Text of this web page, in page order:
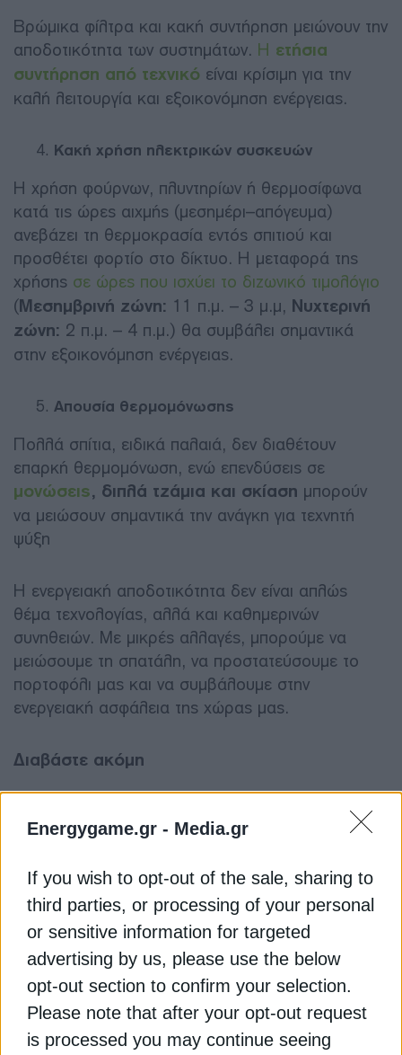
Energygame.gr - Media.gr
If you wish to opt-out of the sale, sharing to
third parties, or processing of your personal
or sensitive information for targeted
advertising by us, please use the below
opt-out section to confirm your selection.
Please note that after your opt-out request
is processed you may continue seeing
Βρώμικα φίλτρα και κακή συντήρηση μειώνουν την
αποδοτικότητα των συστημάτων. Η ετήσια
συντήρηση από τεχνικό είναι κρίσιμη για την
καλή λειτουργία και εξοικονόμηση ενέργειας.
Κακή χρήση ηλεκτρικών συσκευών
Η χρήση φούρνων, πλυντηρίων ή θερμοσίφωνα
κατά τις ώρες αιχμής (μεσημέρι–απόγευμα)
ανεβάζει τη θερμοκρασία εντός σπιτιού και
προσθέτει φορτίο στο δίκτυο. Η μεταφορά της
χρήσης σε ώρες που ισχύει το διζωνικό τιμολόγιο
(Μεσημβρινή ζώνη: 11 π.μ. – 3 μ.μ, Νυχτερινή
ζώνη: 2 π.μ. – 4 π.μ.) θα συμβάλει σημαντικά
στην εξοικονόμηση ενέργειας.
Απουσία θερμομόνωσης
Πολλά σπίτια, ειδικά παλαιά, δεν διαθέτουν
επαρκή θερμομόνωση, ενώ επενδύσεις σε
μονώσεις, διπλά τζάμια και σκίαση μπορούν
να μειώσουν σημαντικά την ανάγκη για τεχνητή
ψύξη
Η ενεργειακή αποδοτικότητα δεν είναι απλώς
θέμα τεχνολογίας, αλλά και καθημερινών
συνηθειών. Με μικρές αλλαγές, μπορούμε να
μειώσουμε τη σπατάλη, να προστατεύσουμε το
πορτοφόλι μας και να συμβάλουμε στην
ενεργειακή ασφάλεια της χώρας μας.
Διαβάστε ακόμη
ΑΠΕ: Ποιοι ξένοι επανεξετάζουν τη θέση τους και
ποιοι επιμένουν ελληνικά
ΔΕΗ Fiber: Δυναμική είσοδος στο γρήγορο
ίντερνετ, τα νέα πακέτα
Motor Oil: Έτοιμο το πρώτο υδρογονάδικο, το
στοίχημα της δημιουργίας νέας αγοράς
ΕΝΕΡΓΕΙΑ ΕΞΟΙΚΟΝΟΜΗΣΗ ΚΑΥΣΩΝΑΣ ΨΥΞΗ